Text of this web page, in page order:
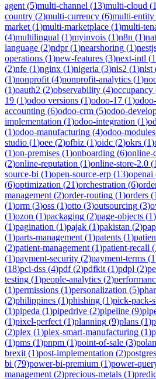
agent (5)multi-channel (13)multi-cloud (1
country (2)multi-currency (6)multi-entity
market (1)multi-marketplace (1)multi-
(4)multilingual (1)myinvois (1)n8n (1)
language (2)ndpr(1)nearshoring (1)
operations (1)new-features (3)next-intl (1
(2)nfe (1)nginx (1)nigeria (3)nis2 (1)nist
(1)nonprofit (4)nonprofit-analytics (1)
(1)oauth2 (2)observability (4)occupancy
19 (1)odoo versions (1)odoo-17 (1)
accounting (6)odoo-crm (5)odoo-
implementation (1)odoo-integration (1)
(1)odoo-manufacturing (4)odoo-modules
studio (1)oee (2)ofbiz (1)oidc (2)okrs (1)
(1)on-premises (1)onboarding (6)online-
(2)online-reputation (1)online-store-2.0 (1
source-bi (1)open-source-erp (13)openai
(6)optimization (21)orchestration (6)
management (2)order-routing (1)orders (1
(1)orm (3)oss (1)otto (3)outsourcing (3)
(1)ozon (1)packaging (2)page-objects (1)
(1)pagination (1)pajak (1)pakistan (2)
(1)parts-management (1)patents (1)
(2)patient-management (1)patient-recall (
(1)payment-security (2)payment-terms (1
(18)pci-dss (4)pdf(2)pdfkit (1)pdpl (2)
testing (1)people-analytics (2)
(1)permissions (1)personalization (5)
(2)philippines (1)phishing (1)pick-pack-
(1)pipeda (1)pipedrive (2)pipeline (9)
(1)pixel-perfect (1)planning (9)plans (1)
(2)plex (1)plex-smart-manufacturing (1)
(1)pms (1)pnpm (1)point-of-sale (3)
brexit (1)post-implementation (2)postgres
bi (79)power-bi-premium (1)power-
management (2)precious-metals (1)